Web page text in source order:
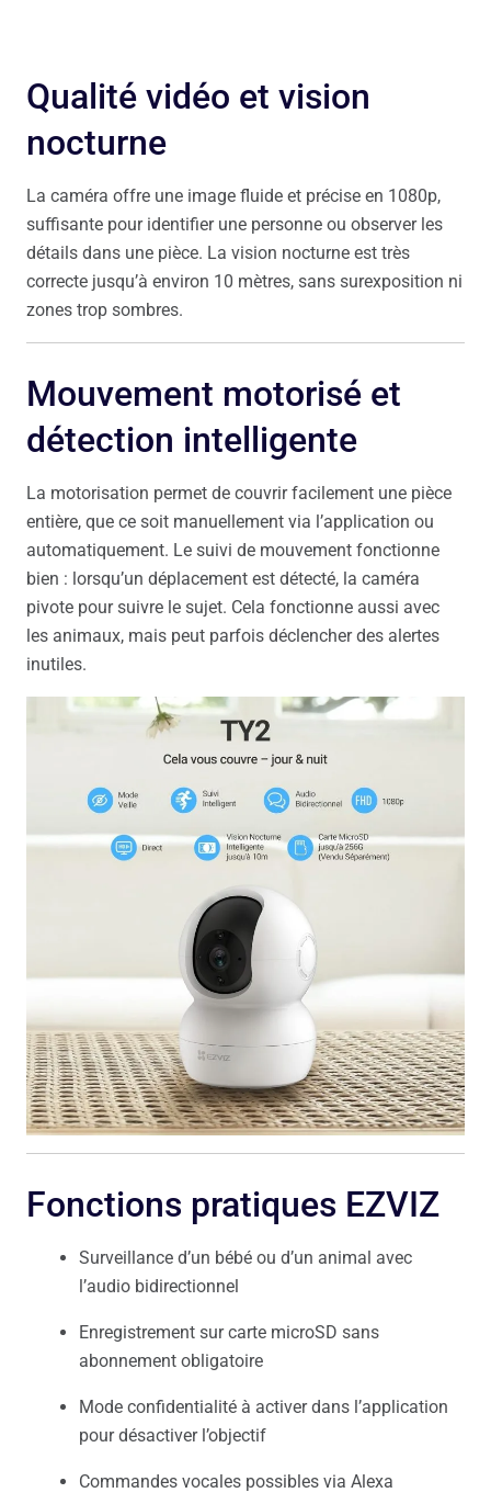
Qualité vidéo et vision
nocturne
La caméra offre une image fluide et précise en 1080p,
suffisante pour identifier une personne ou observer les
détails dans une pièce. La vision nocturne est très
correcte jusqu’à environ 10 mètres, sans surexposition ni
zones trop sombres.
Mouvement motorisé et
détection intelligente
La motorisation permet de couvrir facilement une pièce
entière, que ce soit manuellement via l’application ou
automatiquement. Le suivi de mouvement fonctionne
bien : lorsqu’un déplacement est détecté, la caméra
pivote pour suivre le sujet. Cela fonctionne aussi avec
les animaux, mais peut parfois déclencher des alertes
inutiles.
Fonctions pratiques EZVIZ
Surveillance d’un bébé ou d’un animal avec
l’audio bidirectionnel
Enregistrement sur carte microSD sans
abonnement obligatoire
Mode confidentialité à activer dans l’application
pour désactiver l’objectif
Commandes vocales possibles via Alexa